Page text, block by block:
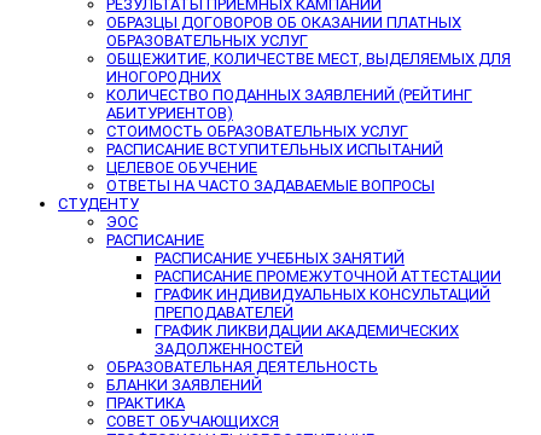
РЕЗУЛЬТАТЫ ПРИЕМНЫХ КАМПАНИЙ
ОБРАЗЦЫ ДОГОВОРОВ ОБ ОКАЗАНИИ ПЛАТНЫХ
ОБРАЗОВАТЕЛЬНЫХ УСЛУГ
ОБЩЕЖИТИЕ, КОЛИЧЕСТВЕ МЕСТ, ВЫДЕЛЯЕМЫХ ДЛЯ
ИНОГОРОДНИХ
КОЛИЧЕСТВО ПОДАННЫХ ЗАЯВЛЕНИЙ (РЕЙТИНГ
АБИТУРИЕНТОВ)
СТОИМОСТЬ ОБРАЗОВАТЕЛЬНЫХ УСЛУГ
РАСПИСАНИЕ ВСТУПИТЕЛЬНЫХ ИСПЫТАНИЙ
ЦЕЛЕВОЕ ОБУЧЕНИЕ
ОТВЕТЫ НА ЧАСТО ЗАДАВАЕМЫЕ ВОПРОСЫ
СТУДЕНТУ
ЭОС
РАСПИСАНИЕ
РАСПИСАНИЕ УЧЕБНЫХ ЗАНЯТИЙ
РАСПИСАНИЕ ПРОМЕЖУТОЧНОЙ АТТЕСТАЦИИ
ГРАФИК ИНДИВИДУАЛЬНЫХ КОНСУЛЬТАЦИЙ
ПРЕПОДАВАТЕЛЕЙ
ГРАФИК ЛИКВИДАЦИИ АКАДЕМИЧЕСКИХ
ЗАДОЛЖЕННОСТЕЙ
ОБРАЗОВАТЕЛЬНАЯ ДЕЯТЕЛЬНОСТЬ
БЛАНКИ ЗАЯВЛЕНИЙ
ПРАКТИКА
СОВЕТ ОБУЧАЮЩИХСЯ